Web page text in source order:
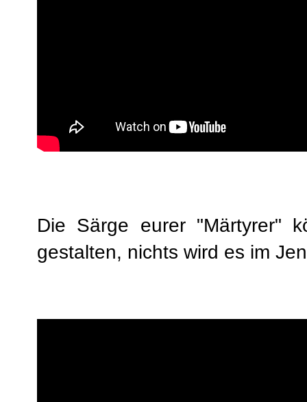
Die Särge eurer "Märtyrer"
gestalten, nichts wird es im